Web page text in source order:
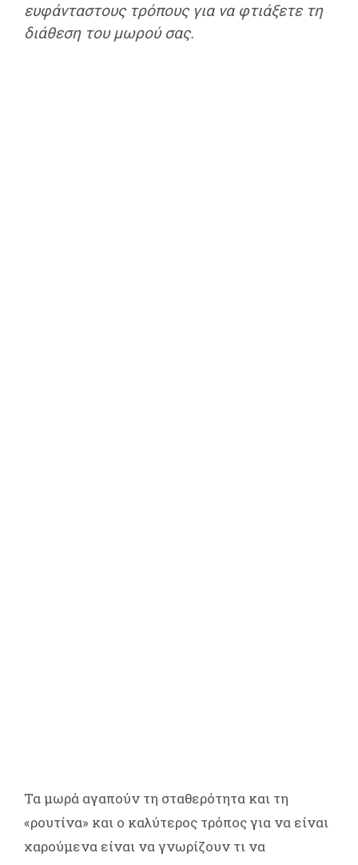
ευφάνταστους τρόπους για να φτιάξετε τη
διάθεση του μωρού σας.
Τα μωρά αγαπούν τη σταθερότητα και τη
«ρουτίνα» και ο καλύτερος τρόπος για να είναι
χαρούμενα είναι να γνωρίζουν τι να